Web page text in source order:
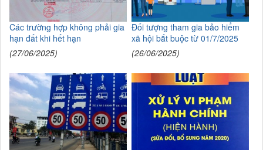
Các trường hợp không phải gia
hạn đất khi hết hạn
(27/06/2025)
Đối tượng tham gia bảo hiểm
xã hội bắt buộc từ 01/7/2025
(26/06/2025)